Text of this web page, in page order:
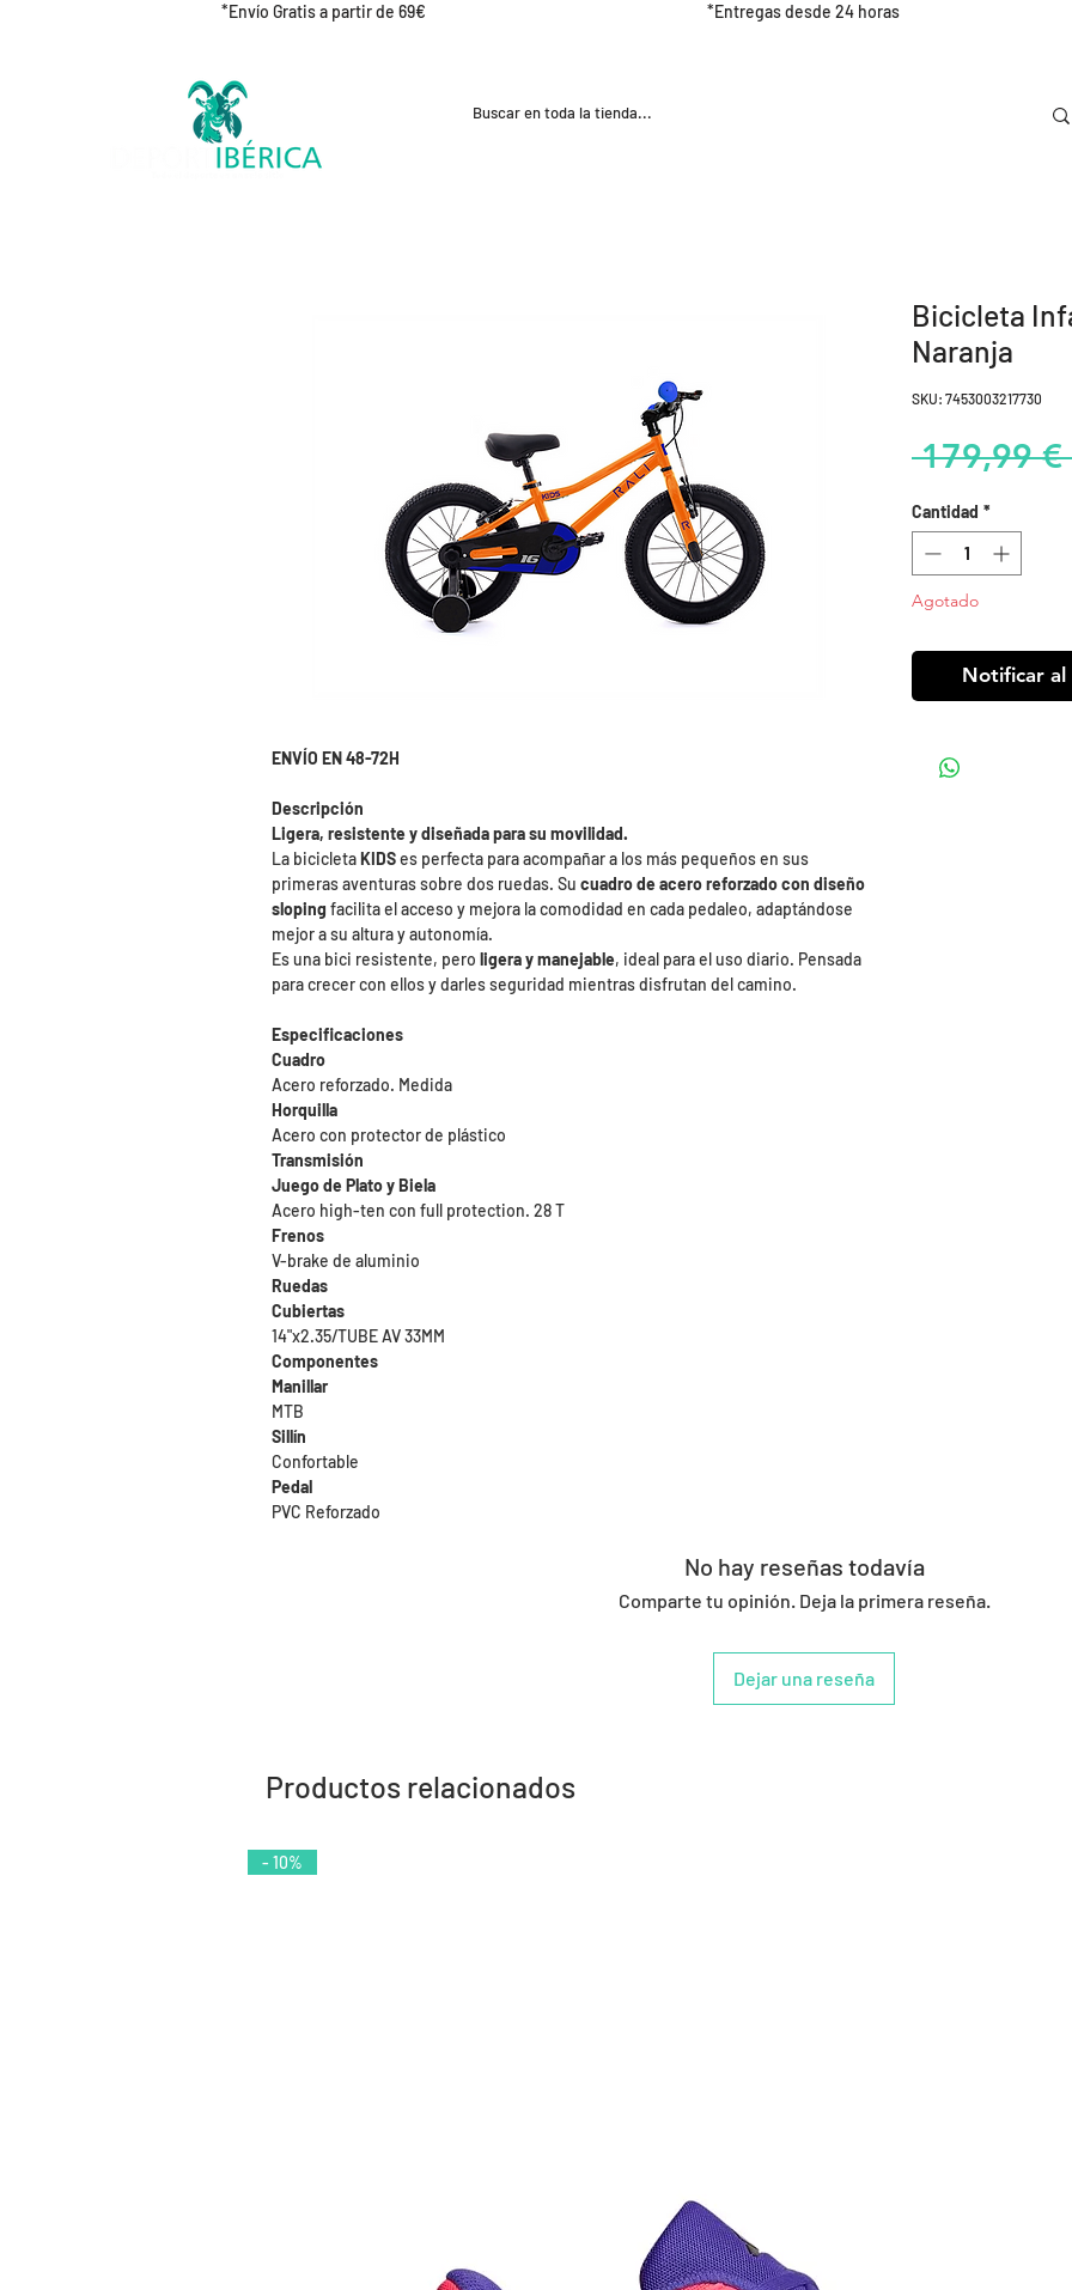
*Envío Gratis a partir de 69€ *Entregas desde 24 horas
ENVÍO EN 48-72H
Descripción
Ligera, resistente y diseñada para su movilidad.
La bicicletaKIDSes perfecta para acompañar a los más pequeños en sus
primeras aventuras sobre dos ruedas. Su cuadro de acero reforzado con diseño
sloping facilita el acceso y mejora la comodidad en cada pedaleo, adaptándose
mejor a su altura y autonomía.
Es una bici resistente, pero ligera y manejable, ideal para el uso diario. Pensada
para crecer con ellos y darles seguridad mientras disfrutan del camino.
Especificaciones
Cuadro
Acero reforzado. Medida
Horquilla
Acero con protector de plástico
Transmisión
Juego de Plato y Biela
Acero high-ten con full protection. 28 T
Frenos
V-brake de aluminio
Ruedas
Cubiertas
14"x2.35/TUBE AV 33MM
Componentes
Manillar
MTB
Sillín
Confortable
Pedal
PVC Reforzado
Bicicleta
Naranja
SKU: 7453003217730
179,99 €
Cantidad *
Agotado
Notificar
No hay reseñas todavía
Comparte tu opinión. Deja la primera reseña.
Dejar una reseña
Productos relacionados
- 10%